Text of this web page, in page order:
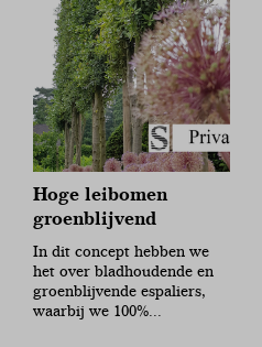
Hoge leibomen
groenblijvend
In dit concept hebben we
het over bladhoudende en
groenblijvende espaliers,
waarbij we 100%...